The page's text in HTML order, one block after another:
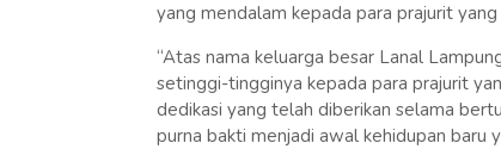
yang mendalam kepada para prajurit
“Atas nama keluarga besar Lanal
setinggi-tingginya kepada para prajurit
dedikasi yang telah diberikan selama
purna bakti menjadi awal kehidupan baru